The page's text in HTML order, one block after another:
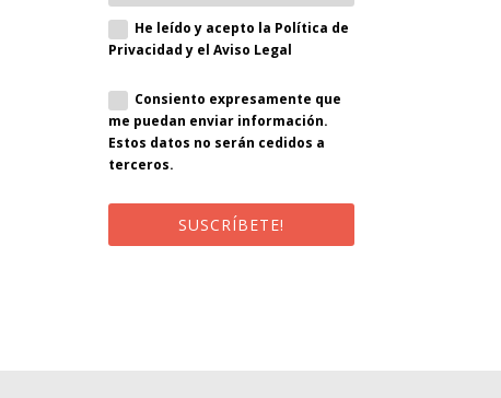
He leído y acepto la Política de
Privacidad y el Aviso Legal
Consiento expresamente que
me puedan enviar información.
Estos datos no serán cedidos a
terceros.
SUSCRÍBETE!